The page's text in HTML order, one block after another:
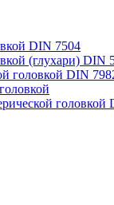
DIN 7504
(глухари) DIN
головкой DIN
головкой